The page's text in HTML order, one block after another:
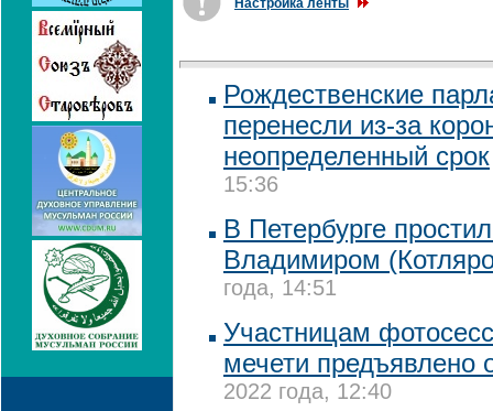
Настройка ленты
Рождественские
перенесли из-за
неопределенный срок
15:36
В Петербурге
Владимиром
года, 14:51
Участницам
мечети предъявлено
2022 года, 12:40